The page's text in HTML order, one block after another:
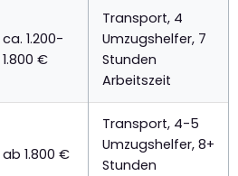
ca. 1.200-
1.800 €
Transport, 4
Umzugshelfer, 7
Stunden
Arbeitszeit
ab 1.800 €
Transport, 4-5
Umzugshelfer, 8+
Stunden